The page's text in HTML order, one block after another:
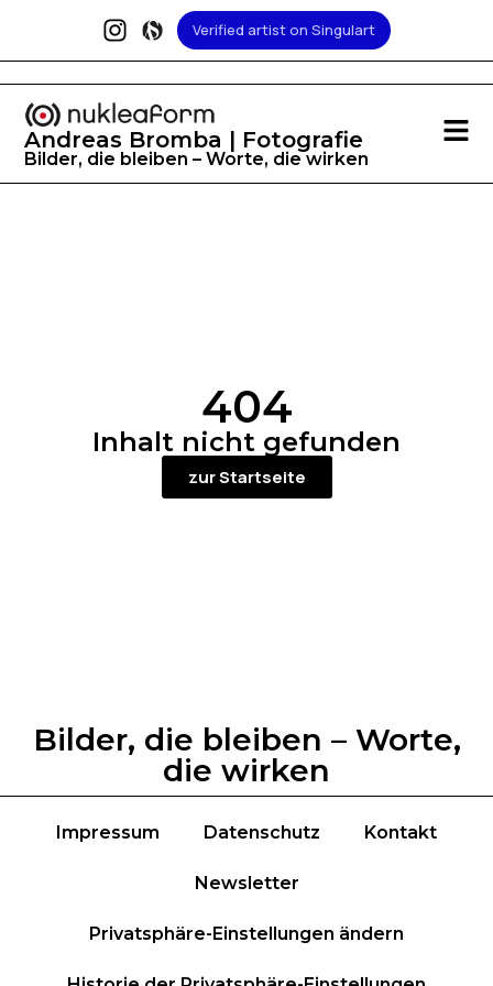
Verified artist on Singulart
Andreas Bromba | Fotografie
Bilder, die bleiben – Worte, die wirken
404
Inhalt nicht gefunden
zur Startseite
Bilder, die bleiben – Worte,
die wirken
Impressum Datenschutz Kontakt
Newsletter
Privatsphäre-Einstellungen ändern